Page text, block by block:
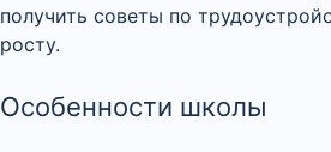
получить советы по
росту.
Особенности школы